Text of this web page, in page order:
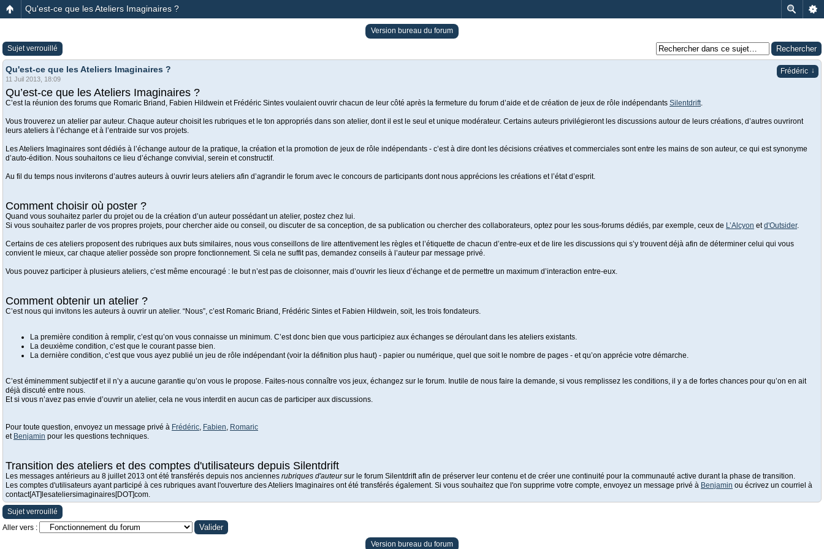
Qu'est-ce que les Ateliers Imaginaires ?
Version bureau du forum
Sujet verrouillé
Frédéric ↓
Qu'est-ce que les Ateliers Imaginaires ?
11 Juil 2013, 18:09
Qu’est-ce que les Ateliers Imaginaires ?
C’est la réunion des forums que Romaric Briand, Fabien Hildwein et Frédéric Sintes voulaient ouvrir chacun de leur côté après la fermeture du forum d’aide et de création de jeux de rôle indépendants Silentdrift.
Vous trouverez un atelier par auteur. Chaque auteur choisit les rubriques et le ton appropriés dans son atelier, dont il est le seul et unique modérateur. Certains auteurs privilégieront les discussions autour de leurs créations, d’autres ouvriront
leurs ateliers à l’échange et à l’entraide sur vos projets.
Les Ateliers Imaginaires sont dédiés à l’échange autour de la pratique, la création et la promotion de jeux de rôle indépendants - c’est à dire dont les décisions créatives et commerciales sont entre les mains de son auteur, ce qui est synonyme
d’auto-édition. Nous souhaitons ce lieu d’échange convivial, serein et constructif.
Au fil du temps nous inviterons d’autres auteurs à ouvrir leurs ateliers afin d’agrandir le forum avec le concours de participants dont nous apprécions les créations et l’état d’esprit.
Comment choisir où poster ?
Quand vous souhaitez parler du projet ou de la création d’un auteur possédant un atelier, postez chez lui.
Si vous souhaitez parler de vos propres projets, pour chercher aide ou conseil, ou discuter de sa conception, de sa publication ou chercher des collaborateurs, optez pour les sous-forums dédiés, par exemple, ceux de L’Alcyon etd'Outsider.
Certains de ces ateliers proposent des rubriques aux buts similaires, nous vous conseillons de lire attentivement les règles et l’étiquette de chacun d’entre-eux et de lire les discussions qui s’y trouvent déjà afin de déterminer celui qui vous
convient le mieux, car chaque atelier possède son propre fonctionnement. Si cela ne suffit pas, demandez conseils à l’auteur par message privé.
Vous pouvez participer à plusieurs ateliers, c’est même encouragé : le but n’est pas de cloisonner, mais d’ouvrir les lieux d’échange et de permettre un maximum d’interaction entre-eux.
Comment obtenir un atelier ?
C’est nous qui invitons les auteurs à ouvrir un atelier. “Nous”, c’est Romaric Briand, Frédéric Sintes et Fabien Hildwein, soit, les trois fondateurs.
La première condition à remplir, c’est qu’on vous connaisse un minimum. C’est donc bien que vous participiez aux échanges se déroulant dans les ateliers existants.
La deuxième condition, c’est que le courant passe bien.
La dernière condition, c’est que vous ayez publié un jeu de rôle indépendant (voir la définition plus haut) - papier ou numérique, quel que soit le nombre de pages - et qu’on apprécie votre démarche.
C’est éminemment subjectif et il n’y a aucune garantie qu’on vous le propose. Faites-nous connaître vos jeux, échangez sur le forum. Inutile de nous faire la demande, si vous remplissez les conditions, il y a de fortes chances pour qu’on en ait
déjà discuté entre nous.
Et si vous n’avez pas envie d’ouvrir un atelier, cela ne vous interdit en aucun cas de participer aux discussions.
Pour toute question, envoyez un message privé à Frédéric, Fabien, Romaric
et Benjamin pour les questions techniques.
Transition des ateliers et des comptes d'utilisateurs depuis Silentdrift
Les messages antérieurs au 8 juillet 2013 ont été transférés depuis nos anciennes rubriques d'auteursur le forum Silentdrift afin de préserver leur contenu et de créer une continuité pour la communauté active durant la phase de transition.
Les comptes d'utilisateurs ayant participé à ces rubriques avant l'ouverture des Ateliers Imaginaires ont été transférés également. Si vous souhaitez que l'on supprime votre compte, envoyez un message privé à Benjamin ou écrivez un courriel à
contact[AT]lesateliersimaginaires[DOT]com.
Sujet verrouillé
Aller vers :
Version bureau du forum